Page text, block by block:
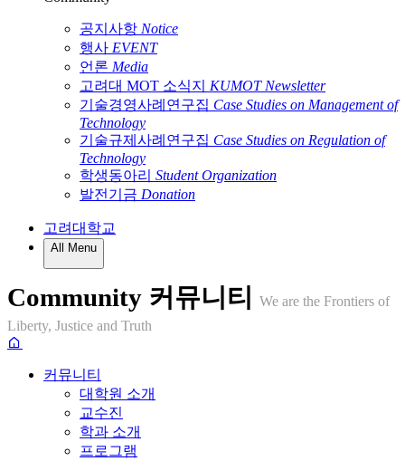
공지사항 Notice
행사 EVENT
언론 Media
고려대 MOT 소식지 KUMOT Newsletter
기술경영사례연구집 Case Studies on Management of
Technology
기술규제사례연구집 Case Studies on Regulation of
Technology
학생동아리 Student Organization
발전기금 Donation
고려대학교
All Menu
Community 커뮤니티
We are the Frontiers of
Liberty, Justice and Truth
커뮤니티
대학원 소개
교수진
학과 소개
프로그램